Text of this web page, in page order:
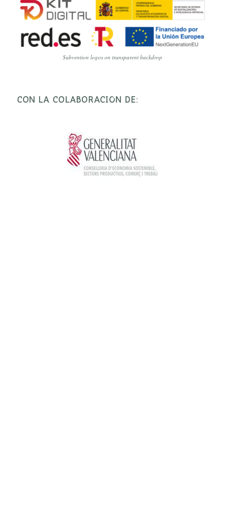
Subvention logos on transparent backdrop
CON LA COLABORACIÓN DE: